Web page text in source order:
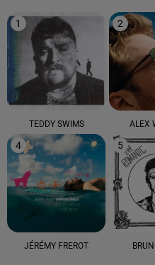
1
TEDDY SWIMS
2
ALEX
4
JÉRÉMY FREROT
5